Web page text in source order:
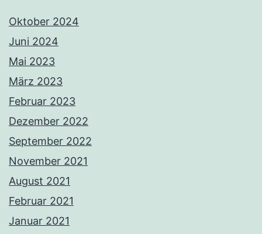
Oktober 2024
Juni 2024
Mai 2023
März 2023
Februar 2023
Dezember 2022
September 2022
November 2021
August 2021
Februar 2021
Januar 2021